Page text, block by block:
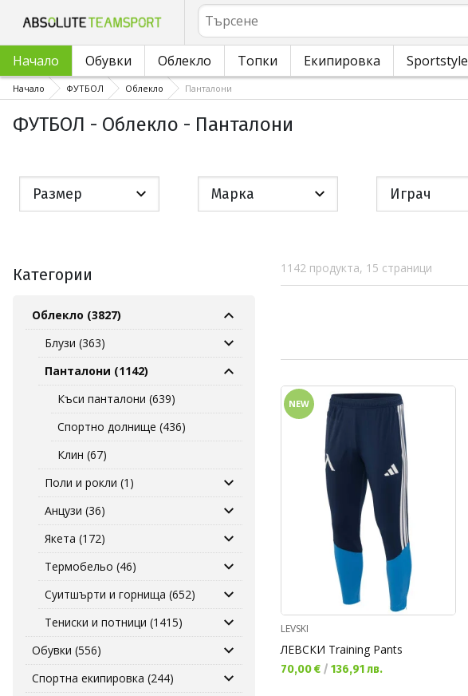
Търсене
Начало Обувки Облекло Топки Екипировка Sportstyle
Начало ФУТБОЛ Облекло Панталони
ФУТБОЛ - Облекло - Панталони
Размер Марка Играч
Категории
Облекло (3827)
Блузи (363)
Панталони (1142)
Къси панталони (639)
Спортно долнище (436)
Клин (67)
Поли и рокли (1)
Анцузи (36)
Якета (172)
Термобельо (46)
Суитшърти и горнища (652)
Тениски и потници (1415)
Обувки (556)
Спортна екипировка (244)
1142 продукта, 15 страници
NEW
LEVSKI
ЛЕВСКИ Training Pants
Текуща цена:
70,00 € / 136,91 лв.